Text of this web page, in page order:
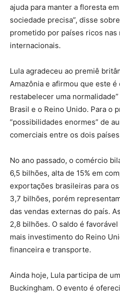
ajuda para manter a floresta
sociedade precisa”, disse
prometido por países ricos nas
internacionais.
Lula agradeceu ao premiê
Amazônia e afirmou que este
restabelecer uma
Brasil e o Reino Unido. Para o
“possibilidades enormes” de
comerciais entre os dois
No ano passado, o comércio
6,5 bilhões, alta de 15% em
exportações brasileiras para
3,7 bilhões, porém
das vendas externas do país.
2,8 bilhões. O saldo é
mais investimento do Reino
financeira e transporte.
Ainda hoje, Lula participa de
Buckingham. O evento é